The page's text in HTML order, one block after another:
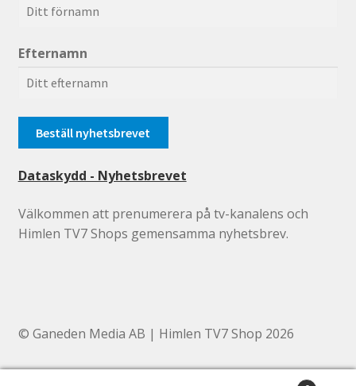
Efternamn
Dataskydd - Nyhetsbrevet
Välkommen att prenumerera på tv-kanalens och
Himlen TV7 Shops gemensamma nyhetsbrev.
© Ganeden Media AB | Himlen TV7 Shop 2026